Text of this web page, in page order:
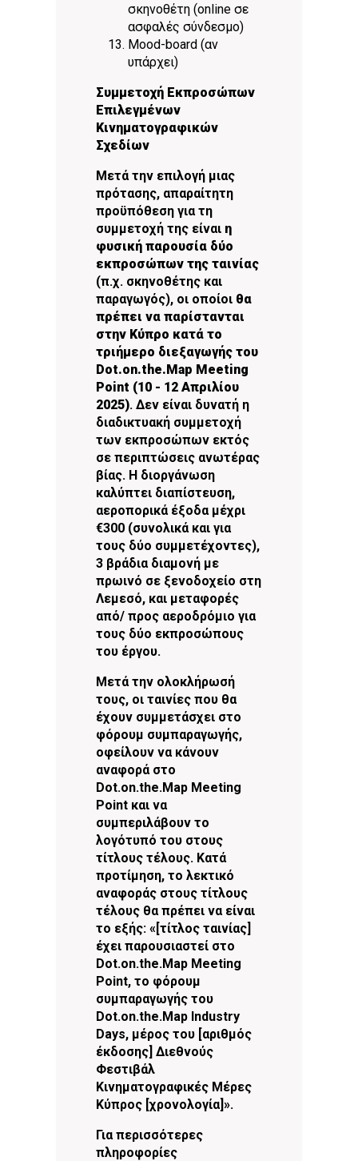
σκηνοθέτη (online σε
ασφαλές σύνδεσμο)
Mood-board (αν
υπάρχει)
Συμμετοχή Εκπροσώπων
Επιλεγμένων
Κινηματογραφικών
Σχεδίων
Μετά την επιλογή μιας
πρότασης, απαραίτητη
προϋπόθεση για τη
συμμετοχή της είναι η
φυσική παρουσία δύο
εκπρoσώπων της ταινίας
(π.χ. σκηνοθέτης και
παραγωγός), οι οποίοι θα
πρέπει να παρίστανται
στην Κύπρο κατά το
τριήμερο διεξαγωγής του
Dot.on.the.Μap Meeting
Point (10 - 12 Απριλίου
2025). Δεν είναι δυνατή η
διαδικτυακή συμμετοχή
των εκπροσώπων εκτός
σε περιπτώσεις ανωτέρας
βίας. Η διοργάνωση
καλύπτει διαπίστευση,
αεροπορικά έξοδα μέχρι
€300 (συνολικά και για
τους δύο συμμετέχοντες),
3 βράδια διαμονή με
πρωινό σε ξενοδοχείο στη
Λεμεσό, και μεταφορές
από/ προς αεροδρόμιο για
τους δύο εκπροσώπους
του έργου.
Μετά την ολοκλήρωσή
τους, οι ταινίες που θα
έχουν συμμετάσχει στο
φόρουμ συμπαραγωγής,
οφείλουν να κάνουν
αναφορά στο
Dot.on.the.Map Meeting
Point και να
συμπεριλάβουν το
λογότυπό του στους
τίτλους τέλους. Κατά
προτίμηση, το λεκτικό
αναφοράς στους τίτλους
τέλους θα πρέπει να είναι
το εξής: «[τίτλος ταινίας]
έχει παρουσιαστεί στο
Dot.on.the.Map Meeting
Point, το φόρουμ
συμπαραγωγής του
Dot.on.the.Map Industry
Days, μέρος του [αριθμός
έκδοσης] Διεθνούς
Φεστιβάλ
Κινηματογραφικές Μέρες
Κύπρος [χρονολογία]».
Για περισσότερες
πληροφορίες